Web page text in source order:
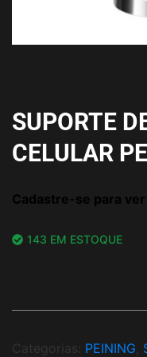
SUPORTE
CELULAR
Cadastre-se para
143 EM ESTOQUE
Categorias: PEINING